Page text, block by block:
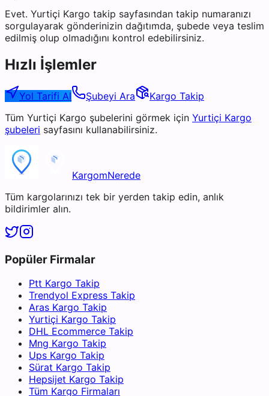
Evet. Yurtiçi Kargo takip sayfasından takip numaranızı
sorgulayarak gönderinizin dağıtımda, şubede veya teslim
edilmiş olup olmadığını kontrol edebilirsiniz.
Hızlı İşlemler
Yol Tarifi Al Şubeyi Ara
Kargo Takip
Tüm Yurtiçi Kargo şubelerini görmek için Yurtiçi Kargo
şubeleri sayfasını kullanabilirsiniz.
KargomNerede
Tüm kargolarınızı tek bir yerden takip edin, anlık
bildirimler alın.
Popüler Firmalar
Ptt Kargo Takip
Trendyol Express Takip
Aras Kargo Takip
Yurtiçi Kargo Takip
DHL Ecommerce Takip
Mng Kargo Takip
Ups Kargo Takip
Sürat Kargo Takip
Hepsijet Kargo Takip
Tüm Kargo Firmaları